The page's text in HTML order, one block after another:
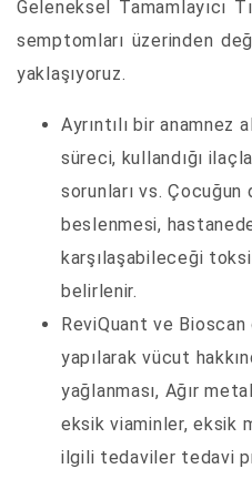
Geleneksel Tamamlayıcı
semptomları üzerinden
yaklaşıyoruz.
Ayrıntılı bir anamnez
süreci, kullandığı
sorunları vs. Çocuğun
beslenmesi,
karşılaşabileceği
belirlenir.
ReviQuant ve
yapılarak vücut
yağlanması, Ağır
eksik viaminler, eksik
ilgili tedaviler tedavi